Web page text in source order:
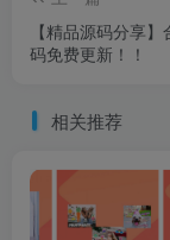
【精品源码分享
码免费更新！！
相关推荐